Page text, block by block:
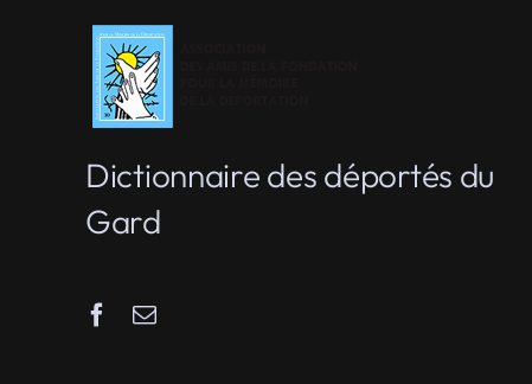
Dictionnaire des déportés du
Gard